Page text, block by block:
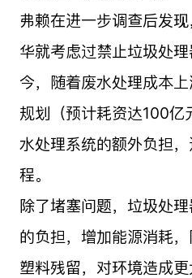
弗赖在进一步调查后发
华就考虑过禁止垃圾处
今，随着废水处理成本
规划（预计耗资达100亿
水处理系统的额外负担
程。
除了堵塞问题，垃圾处
的负担，增加能源消耗
塑料残留，对环境造成更